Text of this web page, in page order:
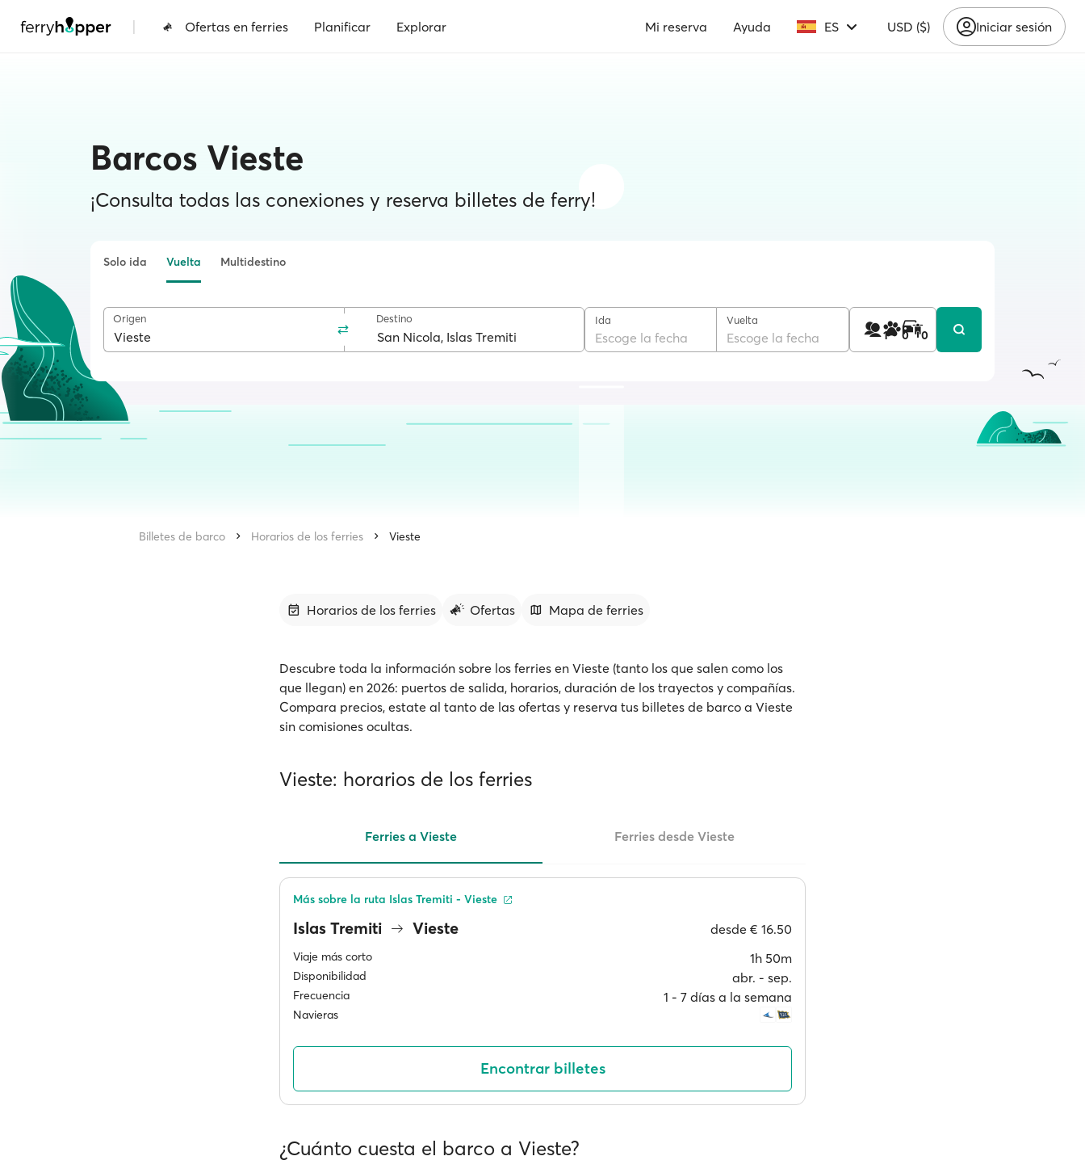
| Ofertas en ferries Planificar Explorar Mi reserva Ayuda ES USD ($) Iniciar sesión
Barcos Vieste
¡Consulta todas las conexiones y reserva billetes de ferry!
Solo ida Vuelta Multidestino
Origen Destino Ida
Escoge la fecha
Vuelta
Escoge la fecha 1 0 0
Billetes de barco Horarios de los ferries Vieste
Horarios de los ferries Ofertas Mapa de ferries
Descubre toda la información sobre los ferries en Vieste (tanto los que salen como los
que llegan) en 2026: puertos de salida, horarios, duración de los trayectos y compañías.
Compara precios, estate al tanto de las ofertas y reserva tus billetes de barco a Vieste
sin comisiones ocultas.
Vieste: horarios de los ferries
Ferries a Vieste Ferries desde Vieste
Islas Tremiti Vieste desde € 16.50
Viaje más corto 1h 50m
Disponibilidad abr. ‐ sep.
Frecuencia 1 ‐ 7 días a la semana
Navieras
Más sobre la ruta Islas Tremiti - Vieste
Encontrar billetes
¿Cuánto cuesta el barco a Vieste?